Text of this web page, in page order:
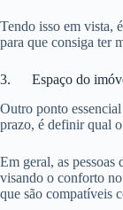
Tendo isso em vista,
para que consiga ter
3. Espaço do
Outro ponto
prazo, é definir qual
Em geral, as pessoas
visando o conforto
que são compatíveis